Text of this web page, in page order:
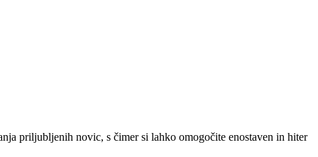
priljubljenih novic, s čimer si lahko omogočite enostaven in hiter